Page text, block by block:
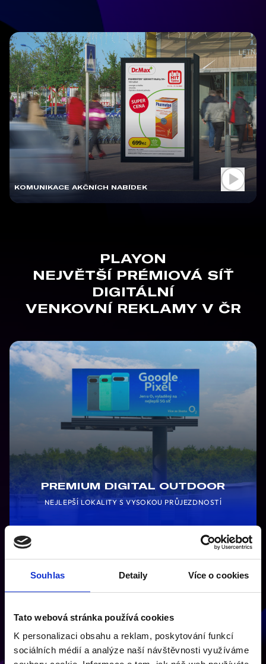
Souhlas Detaily Více o cookies
Tato webová stránka používá cookies
K personalizaci obsahu a reklam, poskytování funkcí
sociálních médií a analýze naší návštěvnosti využíváme
KOMUNIKACE AKČNÍCH NABÍDEK
PLAYON
NEJVĚTŠÍ PRÉMIOVÁ SÍŤ
DIGITÁLNÍ
VENKOVNÍ REKLAMY V ČR
PREMIUM DIGITAL OUTDOOR
NEJLEPŠÍ LOKALITY S VYSOKOU PRŮJEZDNOSTÍ